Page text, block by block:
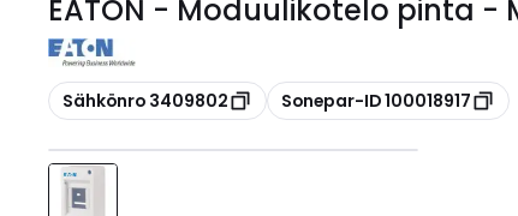
EATON - Moduulikotelo pinta -
Kopioi
Sähkönro 3409802 Kopioi
Sonepar-ID 100018917